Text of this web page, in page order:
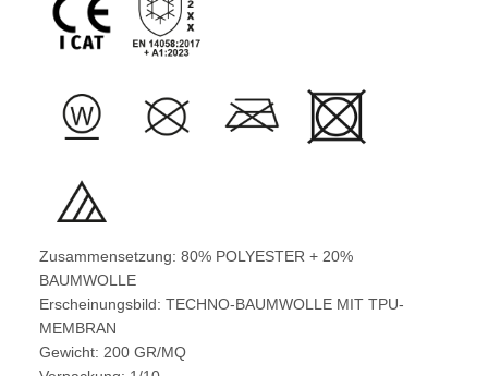
Zusammensetzung: 80% POLYESTER + 20%
BAUMWOLLE
Erscheinungsbild: TECHNO-BAUMWOLLE MIT TPU-
MEMBRAN
Gewicht: 200 GR/MQ